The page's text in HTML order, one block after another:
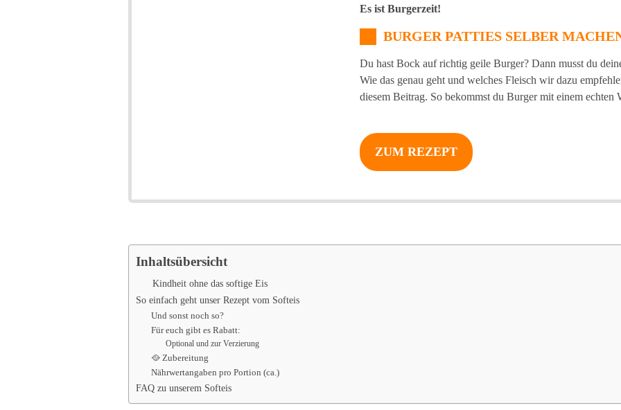
Es ist Burgerzeit!
BURGER PATTIES SELBER
Du hast Bock auf richtig geile Burger? Dann musst du
Wie das genau geht und welches Fleisch wir dazu
diesem Beitrag. So bekommst du Burger mit einem
ZUM REZEPT
Inhaltsübersicht
Kindheit ohne das softige Eis
So einfach geht unser Rezept vom Softeis
Und sonst noch so?
Für euch gibt es Rabatt:
Optional und zur Verzierung
🥘 Zubereitung
Nährwertangaben pro Portion (ca.)
FAQ zu unserem Softeis